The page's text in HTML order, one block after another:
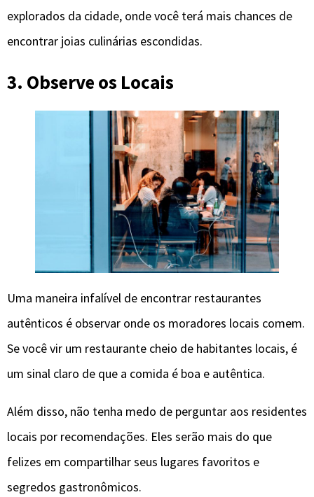
explorados da cidade, onde você terá mais chances de
encontrar joias culinárias escondidas.
3. Observe os Locais
Uma maneira infalível de encontrar restaurantes
autênticos é observar onde os moradores locais comem.
Se você vir um restaurante cheio de habitantes locais, é
um sinal claro de que a comida é boa e autêntica.
Além disso, não tenha medo de perguntar aos residentes
locais por recomendações. Eles serão mais do que
felizes em compartilhar seus lugares favoritos e
segredos gastronômicos.